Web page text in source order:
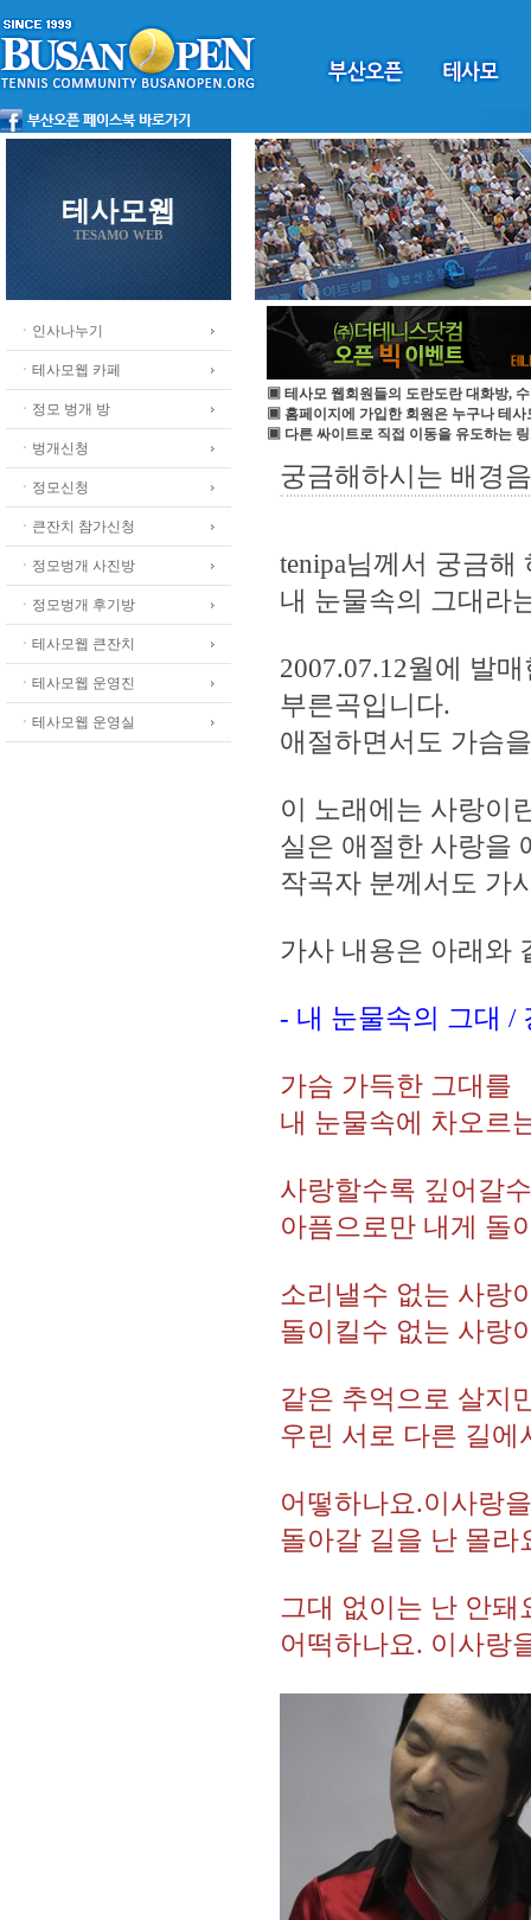
테사모웹
TESAMO WEB
ㆍ인사나누기
ㆍ테사모웹 카페
ㆍ정모 벙개 방
ㆍ벙개신청
ㆍ정모신청
ㆍ큰잔치 참가신청
ㆍ정모벙개 사진방
ㆍ정모벙개 후기방
ㆍ테사모웹 큰잔치
ㆍ테사모웹 운영진
ㆍ테사모웹 운영실
▣ 테사모 웹회원들의 도란도란 대화방,
▣ 홈페이지에 가입한 회원은 누구나 테사
▣ 다른 싸이트로 직접 이동을 유도하는
궁금해하시는 배경
tenipa님께서 궁금해
내 눈물속의 그대라
2007.07.12월에 발
부른곡입니다.
애절하면서도 가슴
이 노래에는 사랑이
실은 애절한 사랑을
작곡자 분께서도 가
가사 내용은 아래와
- 내 눈물속의 그대 /
가슴 가득한 그대를
내 눈물속에 차오르
사랑할수록 깊어갈
아픔으로만 내게 돌
소리낼수 없는 사랑
돌이킬수 없는 사랑
같은 추억으로 살지
우린 서로 다른 길에
어떻하나요.이사랑을
돌아갈 길을 난 몰라
그대 없이는 난 안돼
어떡하나요. 이사랑